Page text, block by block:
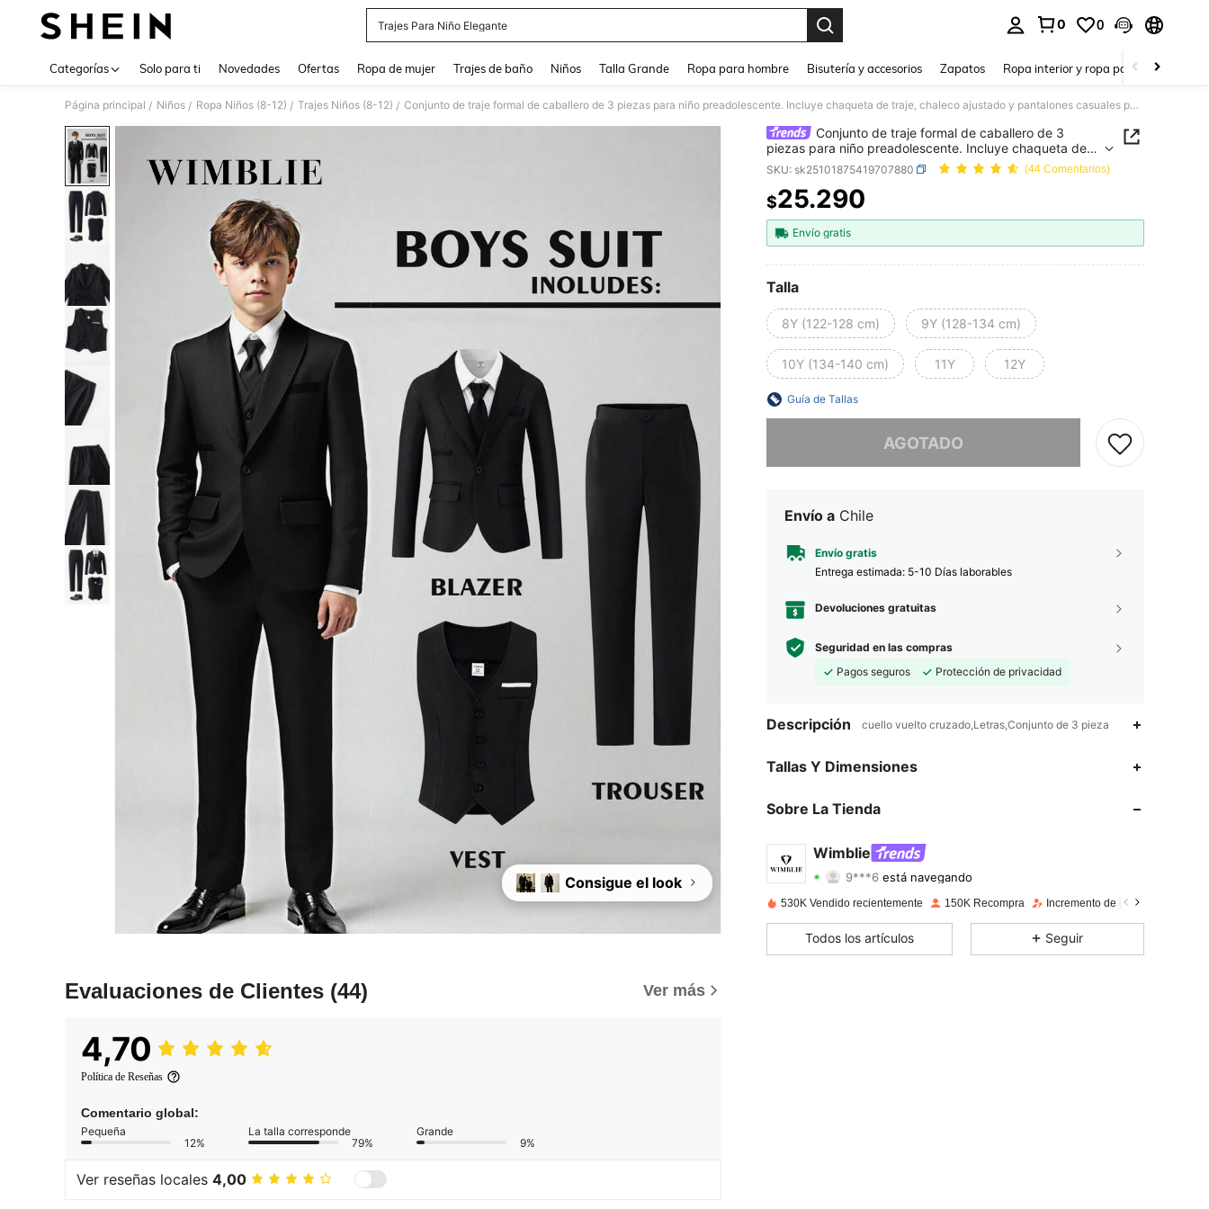
Trajes Para Niño Elegante
0 0
Categorías Solo para ti Novedades Ofertas Ropa de mujer Trajes de baño Niños Talla Grande Ropa para hombre Bisutería y accesorios Zapatos Ropa interior y ropa para dormir
Página principal / Niños / Ropa Niños (8-12) / Trajes Niños (8-12) / Conjunto de traje formal de caballero de 3 piezas para niño preadolescente. Incluye chaqueta de traje, chaleco ajustado y pantalones casuales para una elegante presentación de moda de alta gama.
Consigue el look
Evaluaciones de Clientes (44) Ver más
4,70
Política de Reseñas
Comentario global:
Pequeña
12%
La talla corresponde
79%
Grande
9%
Ver reseñas locales 4,00
Conjunto de traje formal de caballero de 3
piezas para niño preadolescente. Incluye chaqueta de
traje, chaleco ajustado y pantalones casuales para una
elegante presentación de moda de alta gama.
SKU: sk25101875419707880 (44 Comentarios)
PRICE AND AVAILABILITY
$25.290
Envío gratis
Talla
8Y (122-128 cm) 9Y (128-134 cm)
10Y (134-140 cm) 11Y 12Y
Guía de Tallas
AGOTADO
Envío a Chile
Envío gratis
Entrega estimada: 5-10 Días laborables
Devoluciones gratuitas
Seguridad en las compras
Pagos seguros
Protección de privacidad
Descripción cuello vuelto cruzado,Letras,Conjunto de 3 pieza
Tallas Y Dimensiones
Sobre La Tienda
Wimblie
4,85
9***6está navegando
4,85 Calificación 1.1KArtículos
4,85
530K Vendido recientemente 150K Recompra Incremento de seguidores de
Todos los artículos Seguir